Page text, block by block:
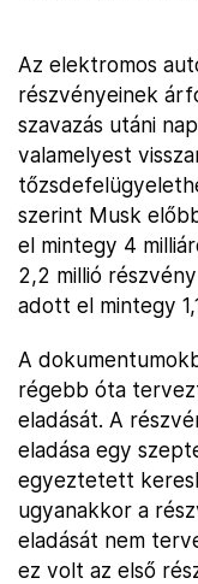
Az elektromos
részvényeinek
szavazás utáni
valamelyest
szerint Musk
el mintegy 4
2,2 millió
adott el mintegy
A
régebb óta
eladását. A
eladása egy
egyeztetett
ugyanakkor a
eladását nem
ez volt az első